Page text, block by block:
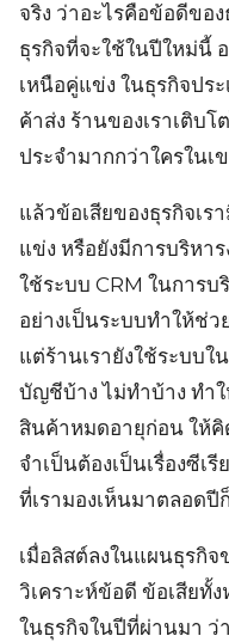
จริง ว่าอะไรคือข้อดีขอ
ธุรกิจที่จะใช้ในปีใหม่นี้
เหนือคู่แข่ง ในธุรกิจปร
ค้าส่ง ร้านของเราเติบ
ประจำมากกว่าใครในเ
แล้วข้อเสียของธุรกิจเร
แข่ง หรือยังมีการบริหา
ใช้ระบบ CRM ในการ
อย่างเป็นระบบทำให้ช่
แต่ร้านเรายังใช้ระบบ
บัญชีบ้าง ไม่ทำบ้าง ทำ
สินค้าหมดอายุก่อน ให้คิ
จำเป็นต้องเป็นเรื่องซีเรี
ที่เรามองเห็นมาตลอดปี
เมื่อลิสต์ลงในแผนธุรกิ
วิเคราะห์ข้อดี ข้อเสียทั้
ในธุรกิจในปีที่ผ่านมา ว่